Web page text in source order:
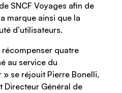
SNCF Voyages afin de
marque ainsi que la
d’utilisateurs.
quatre
au service du
se réjouit Pierre Bonelli,
Directeur Général de